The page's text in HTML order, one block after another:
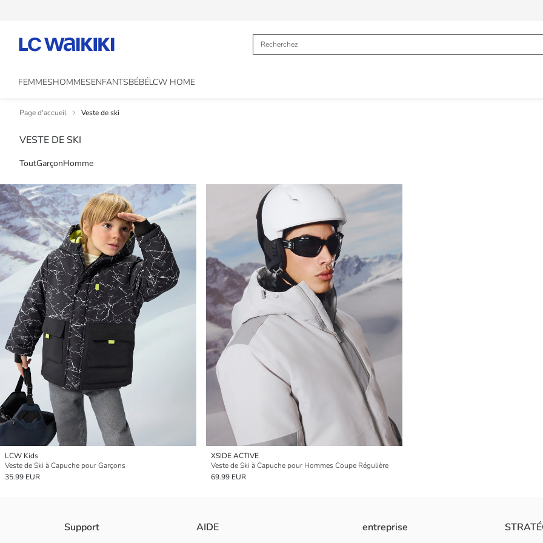
FEMMESHOMMESENFANTSBÉBÉLCW HOME
Page d'accueil Veste de ski
VESTE DE SKI
ToutGarçonHomme
LCW Kids
Veste de Ski à Capuche pour Garçons
35.99 EUR
XSIDE ACTIVE
Veste de Ski à Capuche pour Hommes Coupe Régulière
69.99 EUR
Support AIDE entreprise